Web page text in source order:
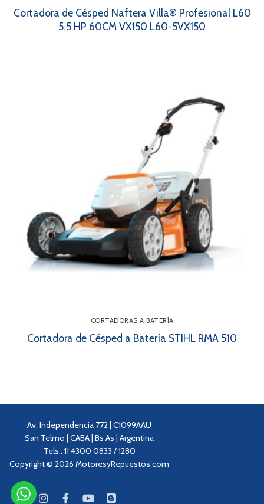
Cortadora de Césped Naftera Villa® Profesional L60
5.5 HP 60CM VX150 L60-5VX150
CORTADORAS A BATERÍA
Cortadora de Césped a Batería STIHL RMA 510
Av. Independencia 772 | C1099AAU
San Telmo | CABA | Bs As | Argentina
Tels.: 11 4300 0833 / 1280
Copyright © 2026 MotoresyRepuestos.com